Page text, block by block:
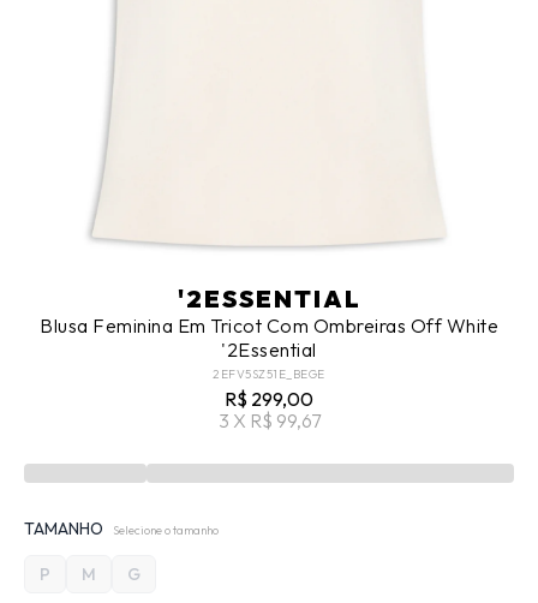
'2ESSENTIAL
Blusa Feminina Em Tricot Com Ombreiras Off White
'2Essential
2EFV5SZ51E_BEGE
R$ 299,00
3 X R$ 99,67
TAMANHO Selecione o tamanho
P M G